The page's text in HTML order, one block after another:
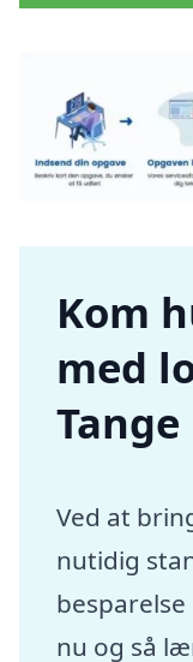
Kom
med
Tange
Ved at
nutidig
nu og så